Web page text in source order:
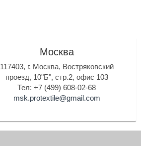
Москва
117403, г. Москва, Востряковский
проезд, 10"Б", стр.2, офис 103
Тел: +7 (499) 608-02-68
msk.protextile@gmail.com